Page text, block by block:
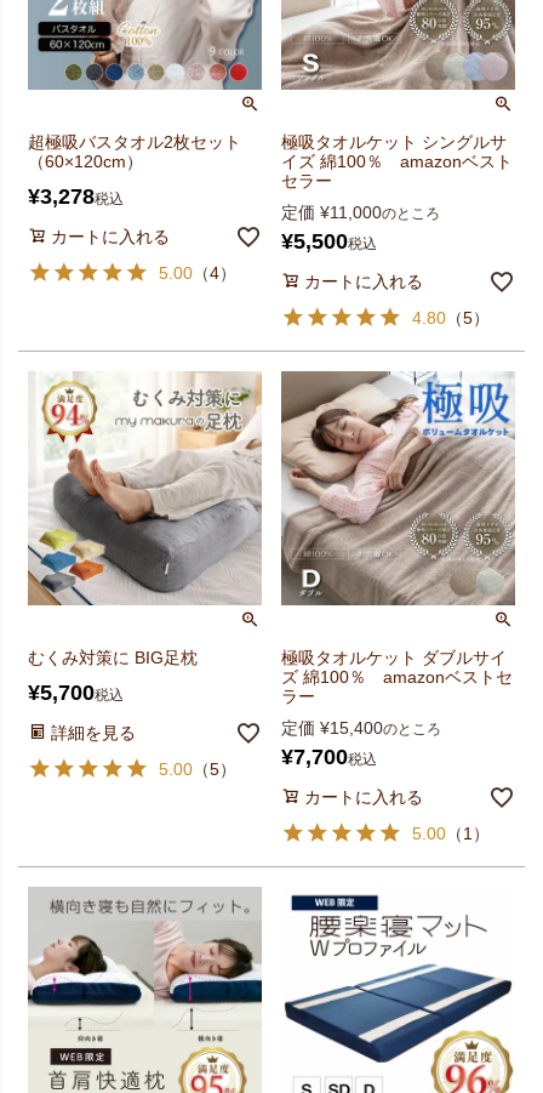
超極吸バスタオル2枚セット
（60×120cm）
¥3,278税込
カートに入れる
5.00 （4）
極吸タオルケット シングルサ
イズ 綿100％ amazonベスト
セラー
定価 ¥11,000のところ
¥5,500税込
カートに入れる
4.80 （5）
むくみ対策に BIG足枕
¥5,700税込
詳細を見る
5.00 （5）
極吸タオルケット ダブルサイ
ズ 綿100％ amazonベストセ
ラー
定価 ¥15,400のところ
¥7,700税込
カートに入れる
5.00 （1 ）